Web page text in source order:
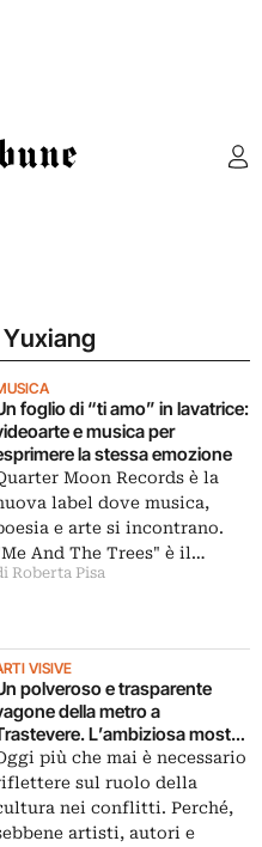
foglio di “ti amo” in lavatrice:
e musica per
la stessa emozione
Moon Records è la
label dove musica,
e arte si incontrano.
And The Trees" è il…
Roberta Pisa
VISIVE
polveroso e trasparente
della metro a
L’ambiziosa mostra
Wang Yuxiang a Roma
più che mai è necessario
sul ruolo della
nei conflitti. Perché,
artisti, autori e